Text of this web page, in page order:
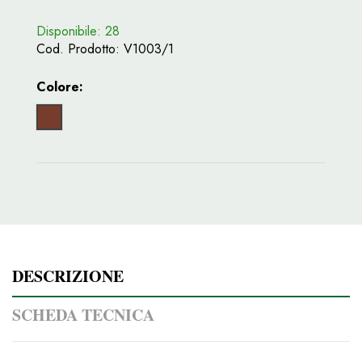
Disponibile: 28
Cod. Prodotto: V1003/1
Colore:
DESCRIZIONE
SCHEDA TECNICA